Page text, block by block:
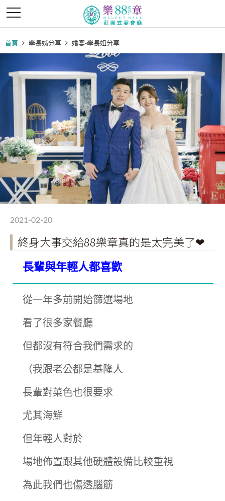
首頁 學長姊分享 婚宴-學長姐分享
2021-02-20
終身大事交給88樂章真的是太完美了❤
長輩與年輕人都喜歡
從一年多前開始篩選場地
看了很多家餐廳
但都沒有符合我們需求的
（我跟老公都是基隆人
長輩對菜色也很要求
尤其海鮮
但年輕人對於
場地佈置跟其他硬體設備比較重視
為此我們也傷透腦筋